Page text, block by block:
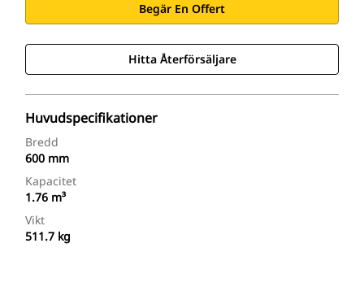
Begär En Offert
Hitta Återförsäljare
Huvudspecifikationer
Bredd
600 mm
Kapacitet
1.76 m³
Vikt
511.7 kg